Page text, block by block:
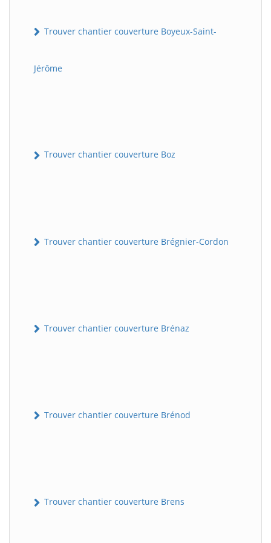
Trouver chantier couverture Boyeux-Saint-
Jérôme
Trouver chantier couverture Boz
Trouver chantier couverture Brégnier-Cordon
Trouver chantier couverture Brénaz
Trouver chantier couverture Brénod
Trouver chantier couverture Brens